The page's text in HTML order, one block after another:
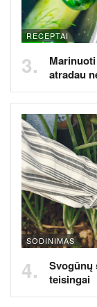
RECEPTAI
atradau
SODINIMAS
Svogūnų
teisingai